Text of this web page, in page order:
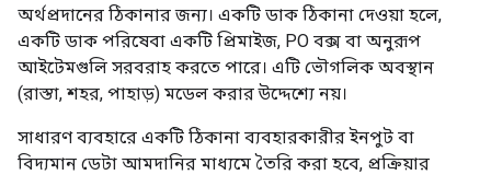
অর্থপ্রদানের ঠিকানার জন্য। একটি ডাক ঠিকানা দেওয়া হলে,
একটি ডাক পরিষেবা একটি প্রিমাইজ, PO বক্স বা অনুরূপ
আইটেমগুলি সরবরাহ করতে পারে। এটি ভৌগলিক অবস্থান
(রাস্তা, শহর, পাহাড়) মডেল করার উদ্দেশ্যে নয়।
সাধারণ ব্যবহারে একটি ঠিকানা ব্যবহারকারীর ইনপুট বা
বিদ্যমান ডেটা আমদানির মাধ্যমে তৈরি করা হবে, প্রক্রিয়ার